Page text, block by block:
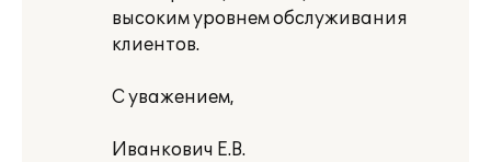
высоким уровнем обслуживания
клиентов.
С уважением,
Иванкович Е.В.